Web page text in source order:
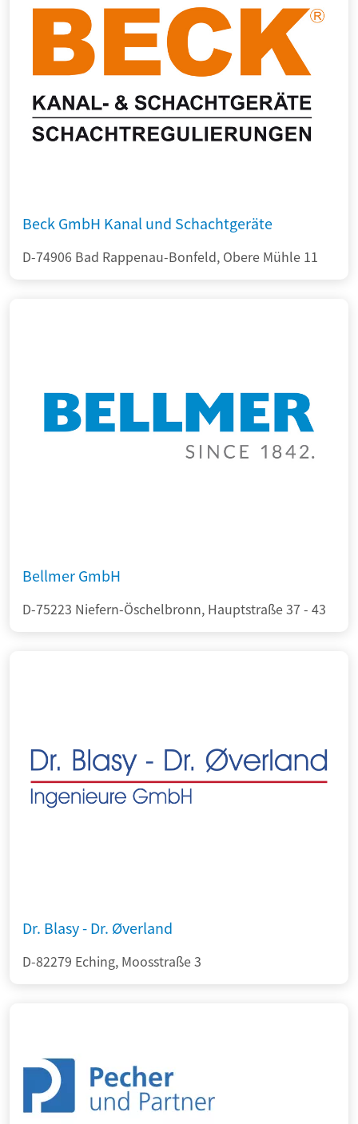
Beck GmbH Kanal und Schachtgeräte
D-74906 Bad Rappenau-Bonfeld, Obere Mühle 11
Bellmer GmbH
D-75223 Niefern-Öschelbronn, Hauptstraße 37 - 43
Dr. Blasy - Dr. Øverland
D-82279 Eching, Moosstraße 3